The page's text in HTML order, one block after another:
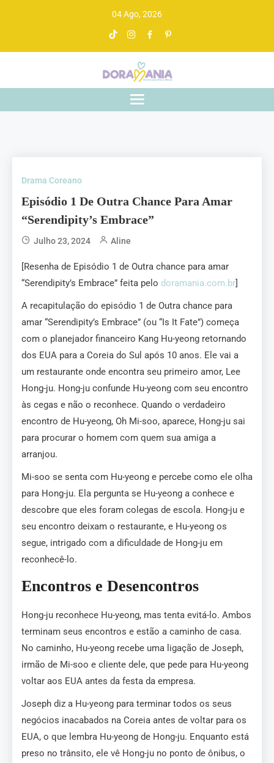
04 Ago, 2026
Doramania
De drama asiático a gente entende
Drama Coreano
Episódio 1 De Outra Chance Para Amar
“Serendipity’s Embrace”
Julho 23, 2024 Aline
[Resenha de Episódio 1 de Outra chance para amar
“Serendipity’s Embrace” feita pelo doramania.com.br]
A recapitulação do episódio 1 de Outra chance para
amar “Serendipity’s Embrace” (ou “Is It Fate”) começa
com o planejador financeiro Kang Hu-yeong retornando
dos EUA para a Coreia do Sul após 10 anos. Ele vai a
um restaurante onde encontra seu primeiro amor, Lee
Hong-ju. Hong-ju confunde Hu-yeong com seu encontro
às cegas e não o reconhece. Quando o verdadeiro
encontro de Hu-yeong, Oh Mi-soo, aparece, Hong-ju sai
para procurar o homem com quem sua amiga a
arranjou.
Mi-soo se senta com Hu-yeong e percebe como ele olha
para Hong-ju. Ela pergunta se Hu-yeong a conhece e
descobre que eles foram colegas de escola. Hong-ju e
seu encontro deixam o restaurante, e Hu-yeong os
segue, intrigado com a dificuldade de Hong-ju em
reconhecê-lo.
Encontros e Desencontros
Hong-ju reconhece Hu-yeong, mas tenta evitá-lo. Ambos
terminam seus encontros e estão a caminho de casa.
No caminho, Hu-yeong recebe uma ligação de Joseph,
irmão de Mi-soo e cliente dele, que pede para Hu-yeong
voltar aos EUA antes da festa da empresa.
Joseph diz a Hu-yeong para terminar todos os seus
negócios inacabados na Coreia antes de voltar para os
EUA, o que lembra Hu-yeong de Hong-ju. Enquanto está
preso no trânsito, ele vê Hong-ju no ponto de ônibus, o